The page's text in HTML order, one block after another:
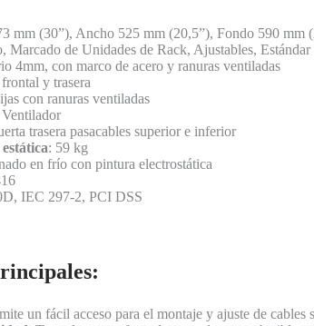
mm (30”), Ancho 525 mm (20,5”), Fondo 590 mm
Marcado de Unidades de Rack, Ajustables, Estándar
4mm, con marco de acero y ranuras ventiladas
y trasera
con ranuras ventiladas
trasera pasacables superior e inferior
: 59 kg
en frío con pintura electrostática
IEC 297-2, PCI DSS
un fácil acceso para el montaje y ajuste de cables